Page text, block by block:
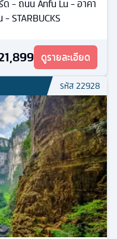
- ถนน Anfu Lu - อาคา
STARBUCKS
ดูรายละเอียด
รหัส22928